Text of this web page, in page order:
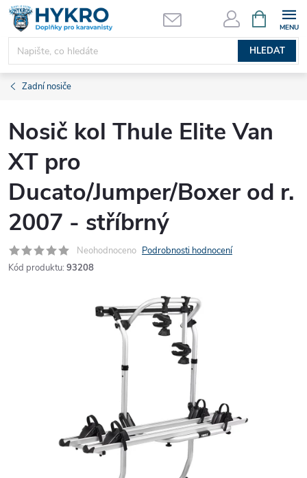
Přejít
obsah
HLEDAT
NÁKUPNÍ
KOŠÍK
Zadní nosiče
Nosič kol Thule Elite Van
XT pro
Ducato/Jumper/Boxer od r.
2007 - stříbrný
Neohodnoceno Podrobnosti hodnocení
Kód produktu: 93208